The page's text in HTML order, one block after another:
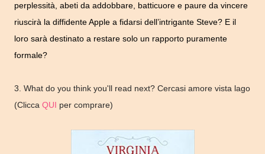
perplessità, abeti da addobbare, batticuore e paure da vincere
riuscirà la diffidente Apple a fidarsi dell’intrigante Steve? E il
loro sarà destinato a restare solo un rapporto puramente
formale?
3. What do you think you'll read next? Cercasi amore vista lago
(Clicca QUI per comprare)